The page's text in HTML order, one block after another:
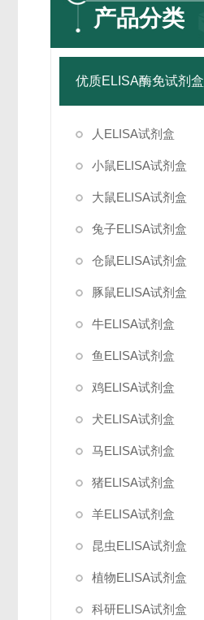
产品分类
优质ELISA酶免试剂盒
人ELISA试剂盒
小鼠ELISA试剂盒
大鼠ELISA试剂盒
兔子ELISA试剂盒
仓鼠ELISA试剂盒
豚鼠ELISA试剂盒
牛ELISA试剂盒
鱼ELISA试剂盒
鸡ELISA试剂盒
犬ELISA试剂盒
马ELISA试剂盒
猪ELISA试剂盒
羊ELISA试剂盒
昆虫ELISA试剂盒
植物ELISA试剂盒
科研ELISA试剂盒